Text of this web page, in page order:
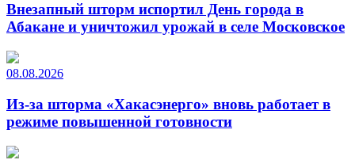
Внезапный шторм испортил День города в
Абакане и уничтожил урожай в селе Московское
08.08.2026
Из-за шторма «Хакасэнерго» вновь работает в
режиме повышенной готовности